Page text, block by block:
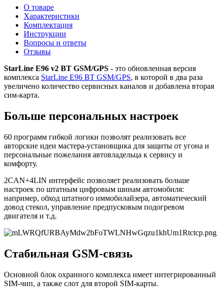
О товаре
Характеристики
Комплектация
Инструкции
Вопросы и ответы
Отзывы
StarLine E96 v2 BT GSM/GPS - это обновленная версия
комплекса StarLine E96 BT GSM/GPS, в которой в два раза
увеличено количество сервисных каналов и добавлена вторая
сим-карта.
Больше персональных настроек
60 программ гибкой логики позволят реализовать все
авторские идеи мастера-установщика для защиты от угона и
персональные пожелания автовладельца к сервису и
комфорту.
2CAN+4LIN интерфейс позволяет реализовать больше
настроек по штатным цифровым шинам автомобиля:
например, обход штатного иммобилайзера, автоматический
довод стекол, управление предпусковым подогревом
двигателя и т.д.
Стабильная GSM-связь
Основной блок охранного комплекса имеет интегрированный
SIM-чип, а также слот для второй SIM-карты.